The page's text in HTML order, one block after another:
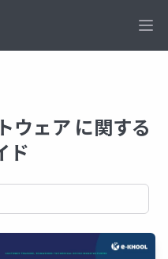
ェア に関する
ド